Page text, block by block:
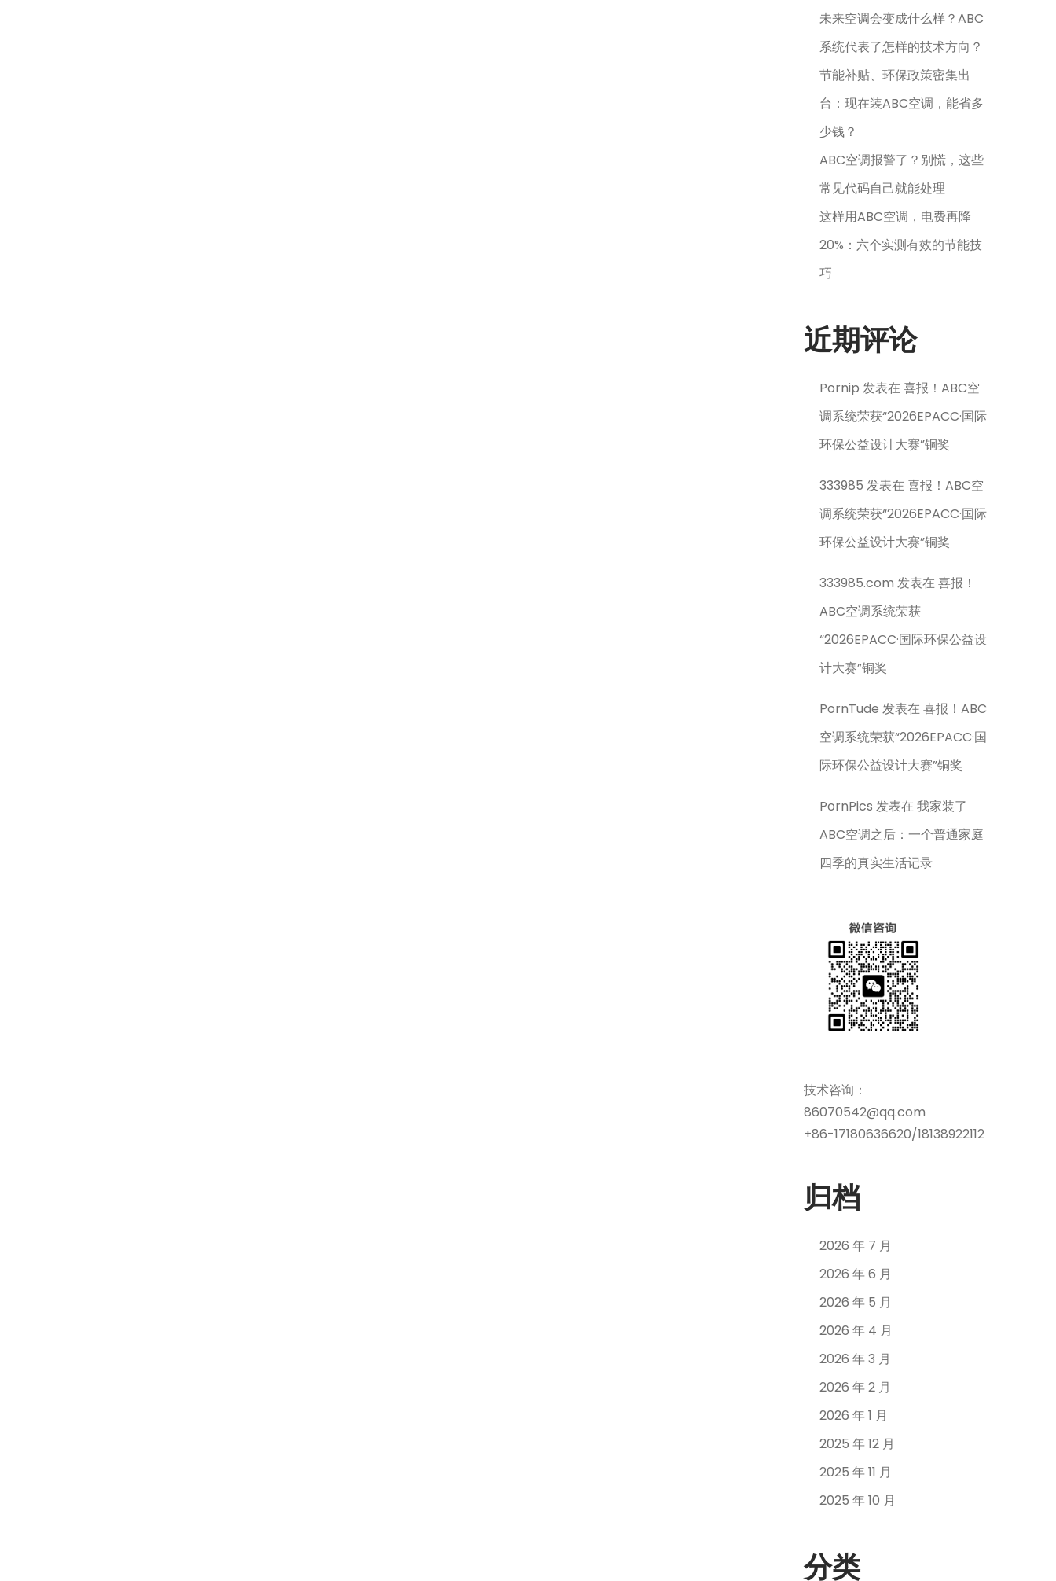
未来空调会变成什么样？ABC
系统代表了怎样的技术方向？
节能补贴、环保政策密集出
台：现在装ABC空调，能省多
少钱？
ABC空调报警了？别慌，这些
常见代码自己就能处理
这样用ABC空调，电费再降
20%：六个实测有效的节能技
巧
近期评论
Pornip 发表在喜报！ABC空
调系统荣获“2026EPACC·国际
环保公益设计大赛”铜奖
333985 发表在喜报！ABC空
调系统荣获“2026EPACC·国际
环保公益设计大赛”铜奖
333985.com 发表在喜报！
ABC空调系统荣获
“2026EPACC·国际环保公益设
计大赛”铜奖
PornTude 发表在喜报！ABC
空调系统荣获“2026EPACC·国
际环保公益设计大赛”铜奖
PornPics 发表在我家装了
ABC空调之后：一个普通家庭
四季的真实生活记录
技术咨询：
86070542@qq.com
+86-17180636620/18138922112
归档
2026 年 7 月
2026 年 6 月
2026 年 5 月
2026 年 4 月
2026 年 3 月
2026 年 2 月
2026 年 1 月
2025 年 12 月
2025 年 11 月
2025 年 10 月
分类